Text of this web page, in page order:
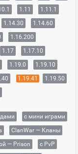
1.11
1.11.1
1.14.30
1.14.60
1.16.200
1.17
1.17.10
1.19.0
1.19.10
1.19.41
1.19.50
с мини играми
ClanWar — Кланы
— Prison
с PvP